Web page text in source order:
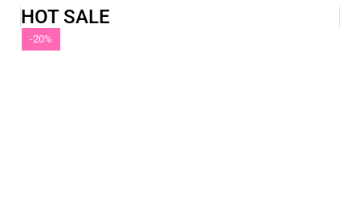
HOT SALE
-20%